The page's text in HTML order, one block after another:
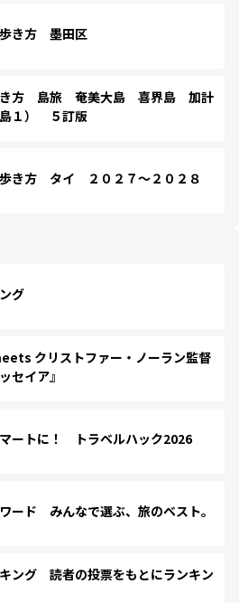
き方 墨田区
き方 島旅 奄美大島 喜界島 加計
１） ５訂版
き方 タイ ２０２７～２０２８
グ
クリストファー・ノーラン監督
セイア』
ートに！ トラベルハック2026
ード みんなで選ぶ、旅のベスト。
ング 読者の投票をもとにランキン